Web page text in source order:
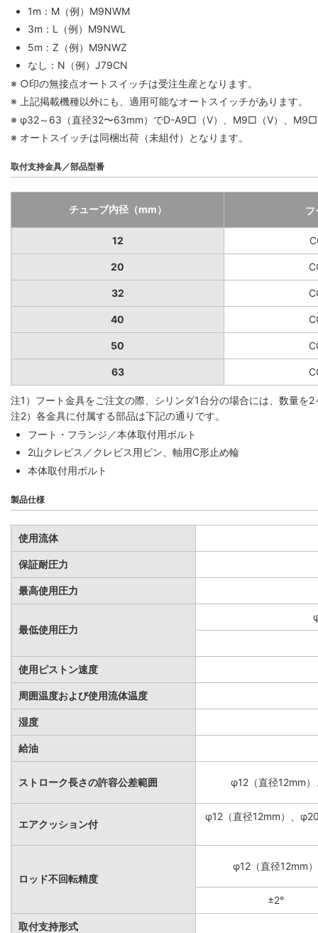
1m：M（例）M9NWM
3m：L（例）M9NWL
5m：Z（例）M9NWZ
なし：N（例）J79CN
※ ○印の無接点オートスイッチは受注生産となります。
※ 上記掲載機種以外にも、適用可能なオートスイッチがあります。
※ φ32～63（直径32〜63mm）でD-A9□（V）、M9□（V）、
※ オートスイッチは同梱出荷（未組付）となります。
取付支持金具／部品型番
チューブ内径（mm） フ
12
20
32
40
50
63
注1）フート金具をご注文の際、シリンダ1台分の場合には、数量を
注2）各金具に付属する部品は下記の通りです。
フート・フランジ／本体取付用ボルト
2山クレビス／クレビス用ピン、軸用C形止め輪
本体取付用ボルト
製品仕様
使用流体
保証耐圧力
最高使用圧力
最低使用圧力
使用ピストン速度
周囲温度および使用流体温度
湿度
給油
ストローク長さの許容公差範囲 φ12（直径12mm
エアクッション付
φ12（直径12mm）、
ロッド不回転精度
φ12（直径12mm）
±2°
取付支持形式